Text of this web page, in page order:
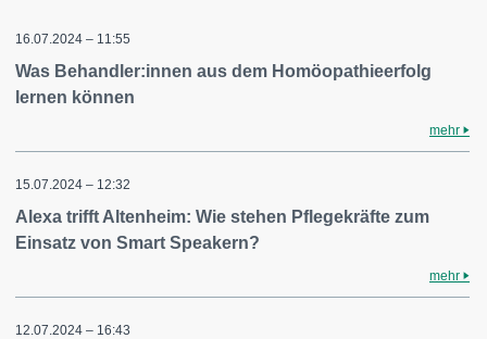
16.07.2024 – 11:55
Was Behandler:innen aus dem Homöopathieerfolg
lernen können
mehr
15.07.2024 – 12:32
Alexa trifft Altenheim: Wie stehen Pflegekräfte zum
Einsatz von Smart Speakern?
mehr
12.07.2024 – 16:43